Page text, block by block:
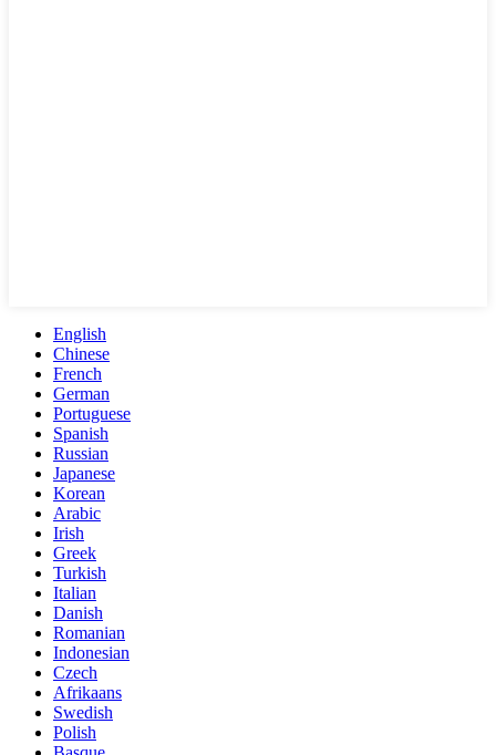
English
Chinese
French
German
Portuguese
Spanish
Russian
Japanese
Korean
Arabic
Irish
Greek
Turkish
Italian
Danish
Romanian
Indonesian
Czech
Afrikaans
Swedish
Polish